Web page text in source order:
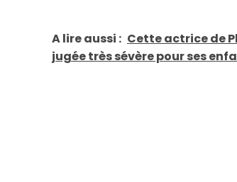
A lire aussi : Cette actrice de
jugée très sévère pour ses